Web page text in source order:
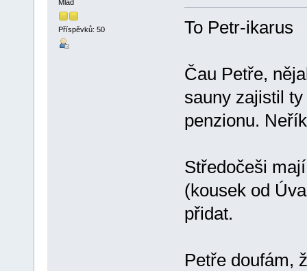
Mlad
Příspěvků: 50 To Petr-ikarus
Čau Petře,
sauny zajistil
penzionu.
Středočeši
(kousek od
přidat.
Petře doufám,